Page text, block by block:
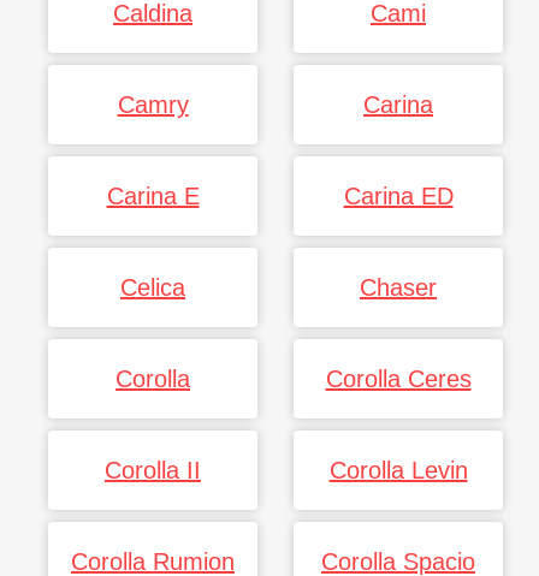
Caldina Cami
Camry Carina
Carina E Carina ED
Celica Chaser
Corolla Corolla Ceres
Corolla II Corolla Levin
Corolla Rumion Corolla Spacio